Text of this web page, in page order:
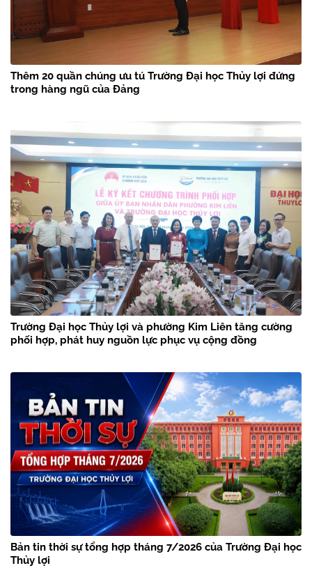
Thêm 20 quần chúng ưu tú Trường Đại học Thủy lợi đứng
trong hàng ngũ của Đảng
Trường Đại học Thủy lợi và phường Kim Liên tăng cường
phối hợp, phát huy nguồn lực phục vụ cộng đồng
Bản tin thời sự tổng hợp tháng 7/2026 của Trường Đại học
Thủy lợi